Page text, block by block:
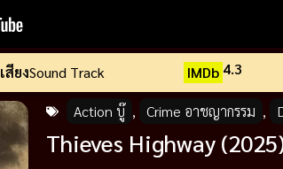
เสียงSound Track IMDb 4.3
Action บู๊ , Crime อาชญากรรม ,
Thieves Highway